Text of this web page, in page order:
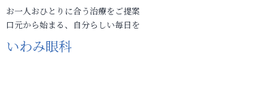
お一人おひとりに合う治療をご提案
口元から始まる、自分らしい毎日を
いわみ眼科